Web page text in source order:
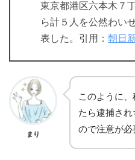
東京都港区六本木７
ら計５人を公然わい
表した。引用： 朝日
まり
このように
たら逮捕さ
ので注意が必